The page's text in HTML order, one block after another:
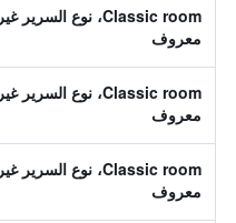
Classic room، نوع السرير غير
معروف
Classic room، نوع السرير غير
معروف
Classic room، نوع السرير غير
معروف